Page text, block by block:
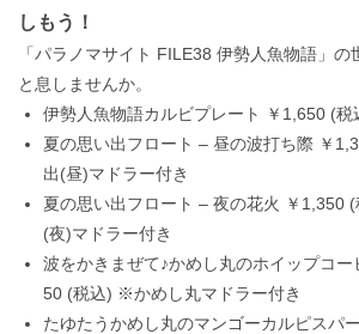
しもう！
「パラノマサイト FILE38 伊勢人魚物語」
と息しませんか。
伊勢人魚物語カルビプレート ￥1,650 (税
夏の思い出フロート – 昼の波打ち際 ￥
出(昼)マドラー付き
夏の思い出フロート – 夜の花火 ￥1,350
(夜)マドラー付き
波をかきまぜて♪かめし丸のホイップコー
50 (税込) ※かめし丸マドラー付き
たゆたうかめし丸のマンゴーカルピスパ